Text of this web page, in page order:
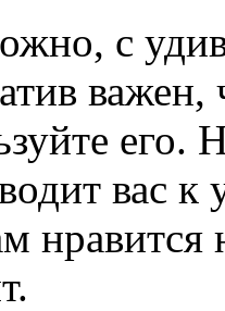
с
важен,
его.
вас к